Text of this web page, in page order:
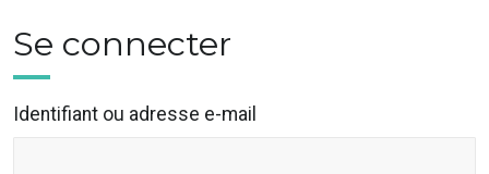
Se connecter
Identifiant ou adresse e-mail